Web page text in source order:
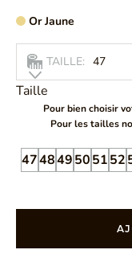
Or Jaune
TAILLE: 47
Taille
Pour bien choisir
Pour les tailles
474849505152